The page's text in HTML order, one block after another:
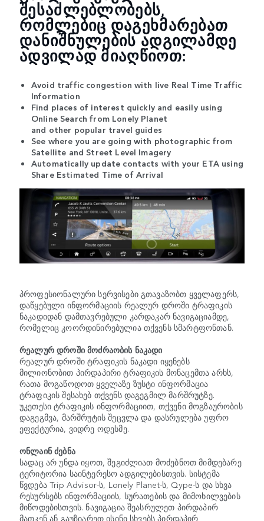
ᲨᲔᲡᲐᲫᲚᲔᲑᲚᲝᲑᲔᲑᲡ,
ᲠᲝᲛᲚᲔᲑᲘᲪ ᲓᲐᲒᲔᲮᲛᲐᲠᲔᲑᲐᲗ
ᲓᲐᲜᲘᲨᲜᲣᲚᲔᲑᲘᲡ ᲐᲓᲒᲘᲚᲐᲛᲓᲔ
ᲐᲓᲕᲘᲚᲐᲓ ᲛᲘᲐᲦᲬᲘᲝᲗ:
Avoid traffic congestion with live Real Time Traffic
Information
Find places of interest quickly and easily using
Online Search from Lonely Planet
and other popular travel guides
See where you are going with photographic from
Satellite and Street Level Imagery
Automatically update contacts with your ETA using
Share Estimated Time of Arrival
პროფესიონალური სერვისები გთავაზობთ ყველაფერს,
დაწყებული ინფორმაციის რეალურ დროში ტრაფიკის
ნაკადიდან დამთავრებული კარდაკარ ნავიგაციამდე,
რომელიც კოორდინირებულია თქვენს სმარტფონთან.
რეალურ დროში მოძრაობის ნაკადი
რეალურ დროში ტრაფიკის ნაკადი იყენებს
მილიონობით პირდაპირი ტრაფიკის მონაცემთა არხს,
რათა მოგაწოდოთ ყველაზე ზუსტი ინფორმაცია
ტრაფიკის შესახებ თქვენს დაგეგმილ მარშრუტზე.
უკეთესი ტრაფიკის ინფორმაციით, თქვენი მოგზაურობის
დაგეგმვა, მარშრუტის შეცვლა და დასრულება უფრო
ეფექტურია, ვიდრე ოდესმე.
ონლაინ ძებნა
სადაც არ უნდა იყოთ, შეგიძლიათ მოძებნოთ მიმდებარე
ტერიტორია საინტერესო ადგილებისთვის. სისტემა
წვდება Trip Advisor-ს, Lonely Planet-ს, Qype-ს და სხვა
რესურსებს ინფორმაციის, სურათების და მიმოხილვების
მიწოდებისთვის. ნავიგაცია შეასრულეთ პირდაპირ
მათკენ ან გაუზიარეთ ისინი სხვებს პირდაპირ